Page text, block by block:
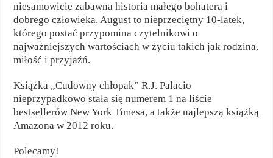
niesamowicie zabawna historia małego bohatera i
dobrego człowieka. August to nieprzeciętny 10-latek,
którego postać przypomina czytelnikowi o
najważniejszych wartościach w życiu takich jak rodzina,
miłość i przyjaźń.
Książka „Cudowny chłopak” R.J. Palacio
nieprzypadkowo stała się numerem 1 na liście
bestsellerów New York Timesa, a także najlepszą książką
Amazona w 2012 roku.
Polecamy!